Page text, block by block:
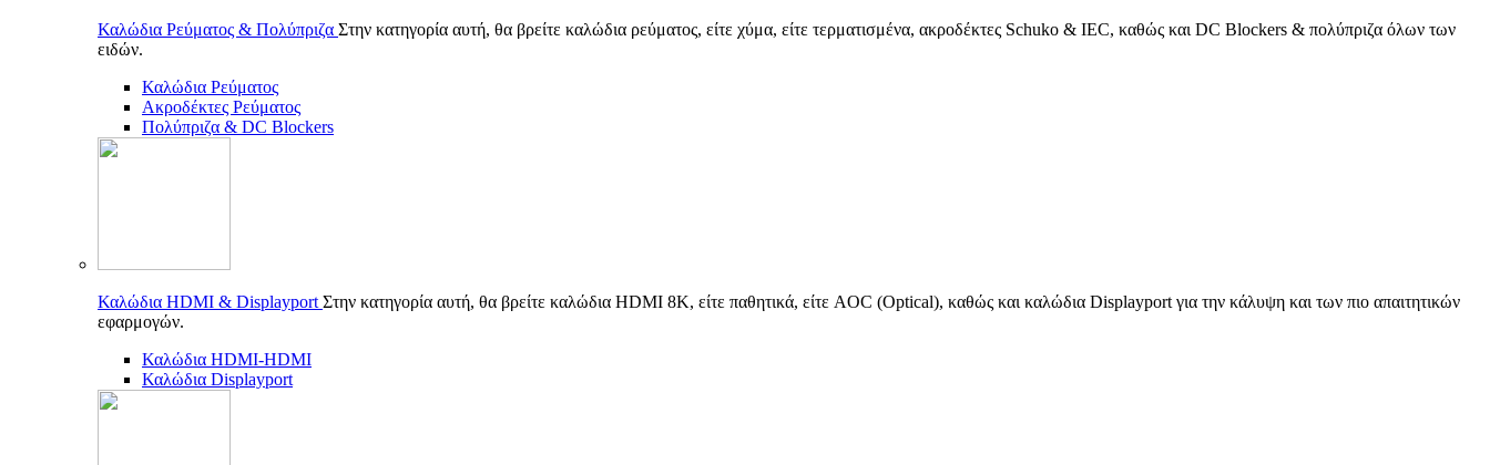
Καλώδια Ρεύματος & Πολύπριζα Στην κατηγορία αυτή, θα βρείτε καλώδια ρεύματος, είτε χύμα, είτε τερματισμένα, ακροδέκτες Schuko & IEC, καθώς και DC Blockers & πολύπριζα όλων των
ειδών.
Καλώδια Ρεύματος
Ακροδέκτες Ρεύματος
Πολύπριζα & DC Blockers
Καλώδια HDMI & Displayport Στην κατηγορία αυτή, θα βρείτε καλώδια HDMI 8K, είτε παθητικά, είτε AOC (Optical), καθώς και καλώδια Displayport για την κάλυψη και των πιο απαιτητικών
εφαρμογών.
Καλώδια HDMI-HDMI
Καλώδια Displayport